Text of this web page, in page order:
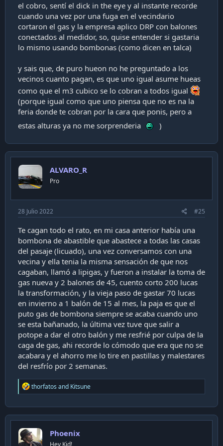
el cobro, sentí el dick in the eye y al instante recorde
cuando una vez por una fuga en el vecindario
cortaron el gas y la empresa aplico DRP con balones
conectados al medidor, so, quise entender si gastaria
lo mismo usando bombonas (como dicen en talca)
y sais que, de puro hueon no he preguntado a los
vecinos cuanto pagan, es que uno igual asume hueas
como que el m3 cubico se lo cobran a todos igual
(porque igual como que uno piensa que no es na la
feria donde te cobran por la cara que ponis, pero a
estas alturas ya no me sorprenderia
)
ALVARO_R
Pro
28 Julio 2022 #25
Te cagan todo el rato, en mi casa anterior había una
bombona de abastible que abastece a todas las casas
del pasaje (licuado), una vez conversamos con una
vecina y ella tenia la misma sensación de que nos
cagaban, llamó a lipigas, y fueron a instalar la toma de
gas nueva y 2 balones de 45, cuento corto 200 lucas
la transformación, y la vieja paso de gastar 70 lucas
en invierno a 1 balón de 15 al mes, la paja es que el
puto gas de bombona siempre se acaba cuando uno
se esta bañanado, la última vez tuve que salir a
potope a dar el otro balón y me resfrié por culpa de la
caga de gas, ahi recorde lo cómodo que era que no se
acabara y el ahorro me lo tire en pastillas y malestares
del resfrío por 2 semanas.
R
e
c
t
o
n
thorfatos and Kitsune
Phoenix
Hey Kid!